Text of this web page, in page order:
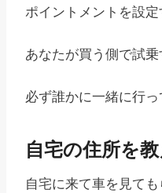
ポイントメントを設定
あなたが買う側で試乗
必ず誰かに一緒に行っ
自宅の住所を
自宅に来て車を見て